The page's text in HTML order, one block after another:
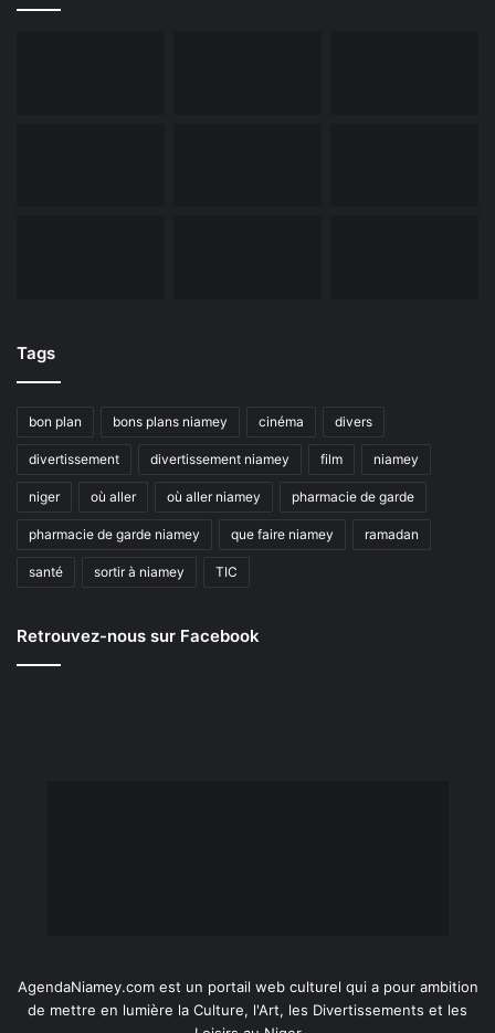
Tags
bon plan bons plans niamey cinéma divers
divertissement divertissement niamey film niamey
niger où aller où aller niamey pharmacie de garde
pharmacie de garde niamey que faire niamey ramadan
santé sortir à niamey TIC
Retrouvez-nous sur Facebook
AgendaNiamey.com est un portail web culturel qui a pour ambition
de mettre en lumière la Culture, l'Art, les Divertissements et les